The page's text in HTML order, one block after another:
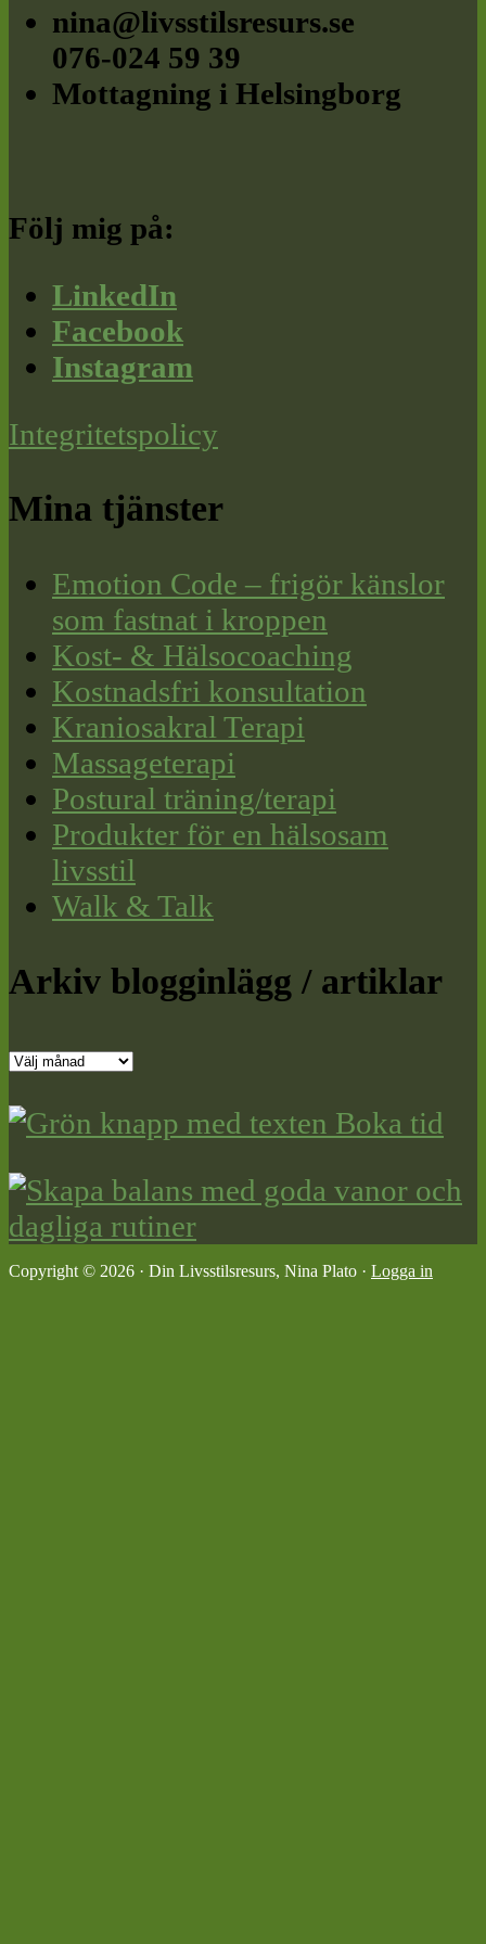
nina@livsstilsresurs.se
076-024 59 39
Mottagning i Helsingborg
Följ mig på:
LinkedIn
Facebook
Instagram
Integritetspolicy
Mina tjänster
Emotion Code – frigör känslor
som fastnat i kroppen
Kost- & Hälsocoaching
Kostnadsfri konsultation
Kraniosakral Terapi
Massageterapi
Postural träning/terapi
Produkter för en hälsosam
livsstil
Walk & Talk
Arkiv blogginlägg / artiklar
Arkiv
/
Copyright © 2026 · Din Livsstilsresurs, Nina Plato · Logga in